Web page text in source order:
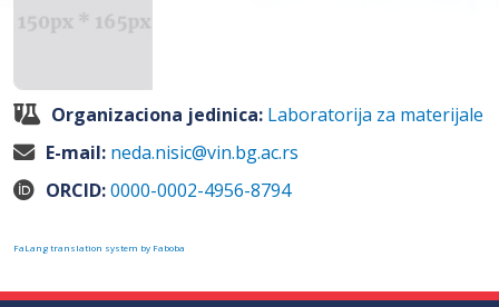
Organizaciona jedinica: Laboratorija za materijale
E-mail: neda.nisic@vin.bg.ac.rs
ORCID:0000-0002-4956-8794
FaLang translation system by Faboba